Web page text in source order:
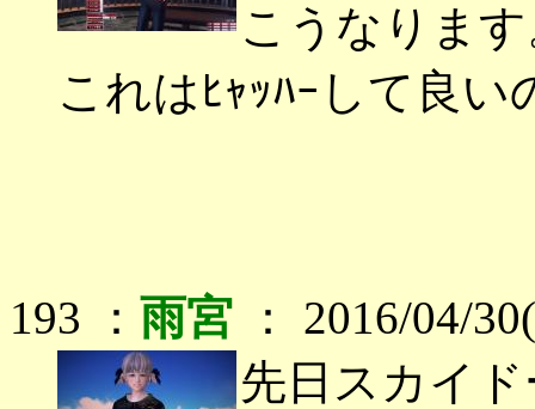
こうなりま
これはﾋｬｯﾊｰして良い
193 ： 雨宮 ： 2016/04/
先日スカイ